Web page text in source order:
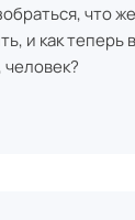
что
и как
человек?